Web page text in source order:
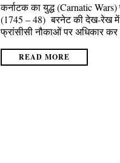
कर्नाटक का युद्ध (Carnatic
(1745 – 48) बरनेट की देख-रेख में
फ्रांसीसी नौकाओं पर अधिकार कर
READ MORE